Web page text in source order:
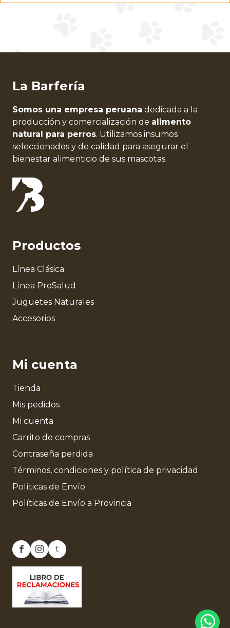
de
La Barfería
Somos una empresa peruana dedicada a la
producción y comercialización de alimento
natural para perros. Utilizamos insumos
seleccionados y de calidad para asegurar el
bienestar alimenticio de sus mascotas.
Productos
Línea Clásica
Línea ProSalud
Juguetes Naturales
Accesorios
Mi cuenta
Tienda
Mis pedidos
Mi cuenta
Carrito de compras
Contraseña perdida
Términos, condiciones y política de privacidad
Políticas de Envío
Políticas de Envío a Provincia
t